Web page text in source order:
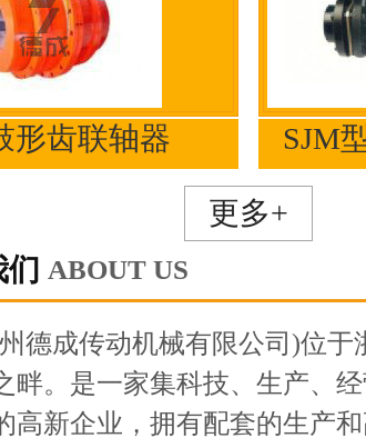
形齿联轴器 SJM
更多+
们 ABOUT US
德成传动机械有限公司)位于
畔。是一家集科技、生产、
高新企业，拥有配套的生产